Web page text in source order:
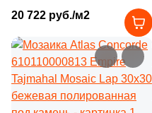
бежевая полированная
под камень
20 722 руб./м2